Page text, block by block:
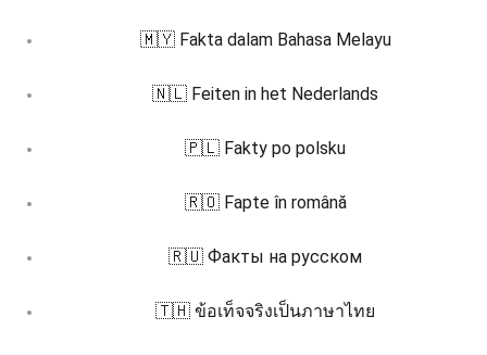
🇲🇾 Fakta dalam Bahasa Melayu
🇳🇱 Feiten in het Nederlands
🇵🇱 Fakty po polsku
🇷🇴 Fapte în română
🇷🇺 Факты на русском
🇹🇭 ข้อเท็จจริงเป็นภาษาไทย